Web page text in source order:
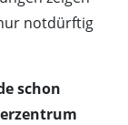
notdürftig
schon